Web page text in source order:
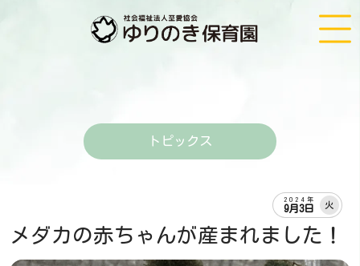
トピックス
2024年
9月3日 火
メダカの赤ちゃんが産まれました！